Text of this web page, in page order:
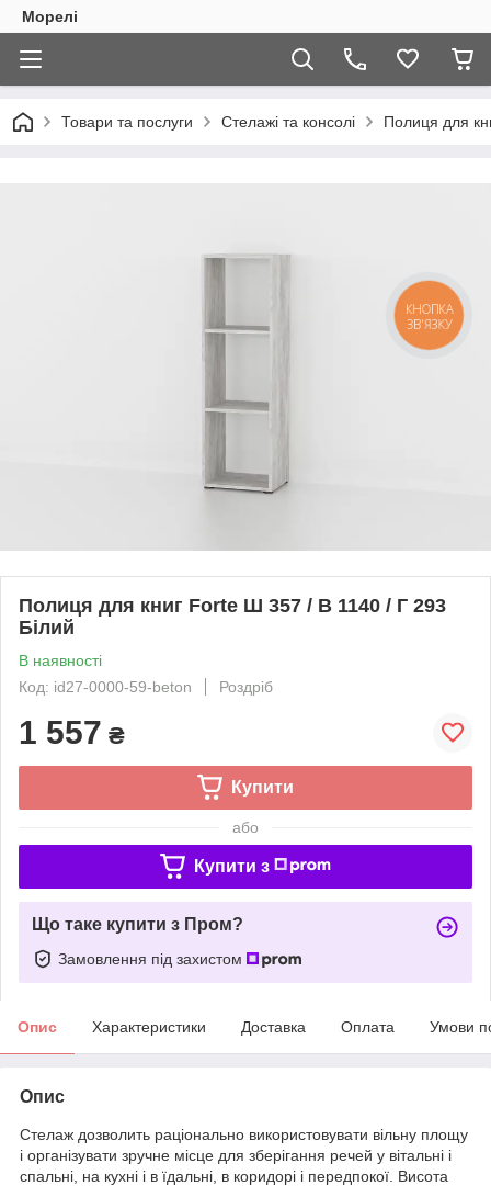
Морелі
Товари та послуги Стелажі та консолі Полиця для
Полиця для книг Forte Ш 357 / В 1140 / Г 293
Білий
В наявності
Код: id27-0000-59-beton
Роздріб
1 557 ₴
Купити
або
Купити з
Що таке купити з Пром?
Замовлення під захистом
Опис Характеристики Доставка Оплата Умови
Опис
Стелаж дозволить раціонально використовувати вільну площу
і організувати зручне місце для зберігання речей у вітальні і
спальні, на кухні і в їдальні, в коридорі і передпокої. Висота
КНОПКА
ЗВ'ЯЗКУ